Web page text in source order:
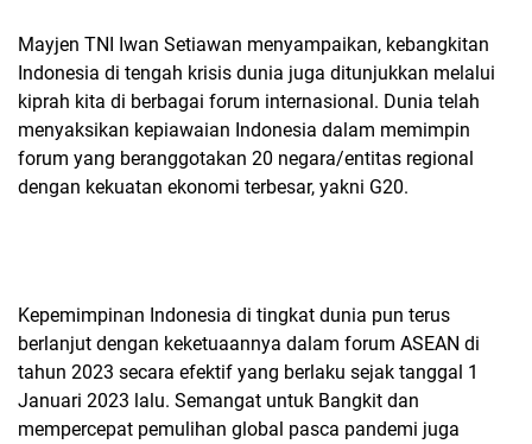
Mayjen TNI Iwan Setiawan menyampaikan, kebangkitan
Indonesia di tengah krisis dunia juga ditunjukkan melalui
kiprah kita di berbagai forum internasional. Dunia telah
menyaksikan kepiawaian Indonesia dalam memimpin
forum yang beranggotakan 20 negara/entitas regional
dengan kekuatan ekonomi terbesar, yakni G20.
Kepemimpinan Indonesia di tingkat dunia pun terus
berlanjut dengan keketuaannya dalam forum ASEAN di
tahun 2023 secara efektif yang berlaku sejak tanggal 1
Januari 2023 lalu. Semangat untuk Bangkit dan
mempercepat pemulihan global pasca pandemi juga